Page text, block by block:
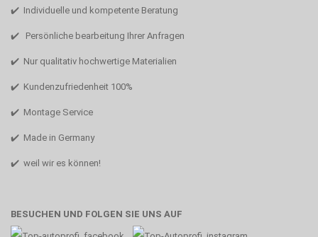
✔️ Individuelle und kompetente Beratung
✔️ Persönliche bearbeitung Ihrer Anfragen
✔️ Nur qualitativ hochwertige Materialien
✔️ Kundenzufriedenheit 100%
✔️ Montage Service
✔️ Made in Germany
✔️ weil wir es können!
BESUCHEN UND FOLGEN SIE UNS AUF